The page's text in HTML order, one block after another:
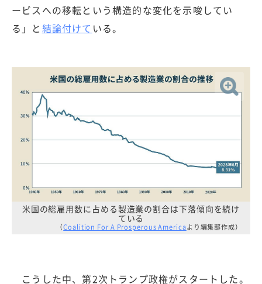
ービスへの移転という構造的な変化を示唆してい
る」と 結論付けて いる。
米国の総雇用数に占める製造業の割合は下落傾向を続け
ている
（Coalition For A Prosperous Americaより編集部作成）
こうした中、第2次トランプ政権がスタートした。